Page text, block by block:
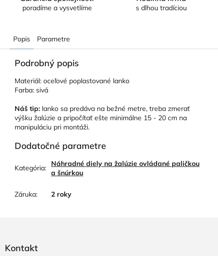
poradíme a vysvetlíme s dlhou tradíciou
Popis Parametre
Podrobný popis
Materiál: oceľové poplastované lanko
Farba: sivá
Náš tip: lanko sa predáva na bežné metre, treba zmerať
výšku žalúzie a pripočítať ešte minimálne 15 - 20 cm na
manipuláciu pri montáži.
Dodatočné parametre
Kategória:
Náhradné diely na žalúzie ovládané paličkou
a šnúrkou
Záruka: 2 roky
Kontakt